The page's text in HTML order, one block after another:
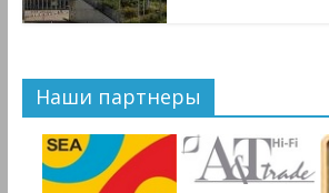
Наши партнеры